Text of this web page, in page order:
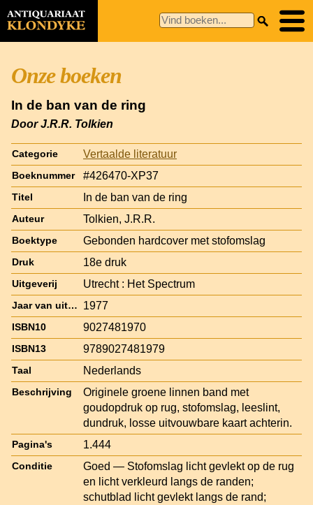
Onze boeken
In de ban van de ring
Door J.R.R. Tolkien
Categorie Vertaalde literatuur
Boeknummer #426470-XP37
Titel In de ban van de ring
Auteur Tolkien, J.R.R.
Boektype Gebonden hardcover met stofomslag
Druk 18e druk
Uitgeverij Utrecht : Het Spectrum
Jaar van uitgave 1977
ISBN10 9027481970
ISBN13 9789027481979
Taal Nederlands
Beschrijving
Originele groene linnen band met
goudopdruk op rug, stofomslag, leeslint,
dundruk, losse uitvouwbare kaart achterin.
Pagina's 1.444
Conditie
Goed — Stofomslag licht gevlekt op de rug
en licht verkleurd langs de randen;
schutblad licht gevlekt langs de rand;